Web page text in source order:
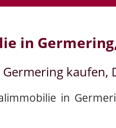
in
in